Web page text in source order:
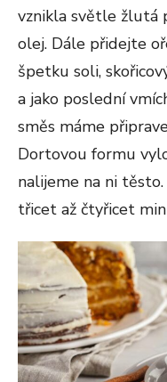
vznikla světle žlutá
olej. Dále přidejte
špetku soli,
a jako poslední
směs máme
Dortovou formu
nalijeme na ni
třicet až čtyřicet